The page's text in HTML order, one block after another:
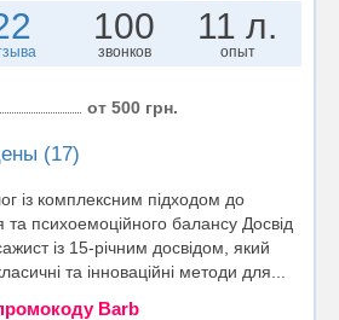
100
звонков
11 л.
опыт
от 500 грн.
(17)
із комплексним підходом до
та психоемоційного балансу Досвід
із 15-річним досвідом, який
та інноваційні методи для...
Barb